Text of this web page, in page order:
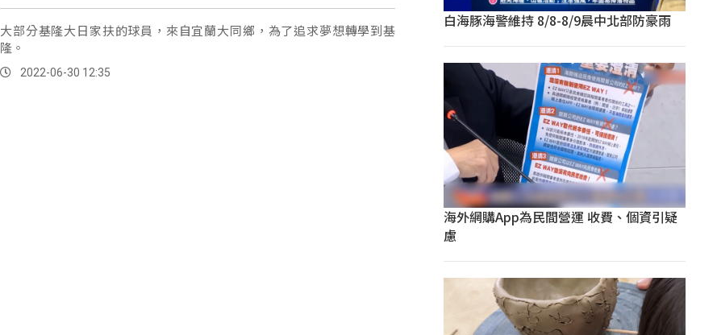
大部分基隆大日家扶的球員，來自宜蘭大同鄉，為了追求夢想轉學到基
隆。
2022-06-30 12:35
白海豚海警維持 8/8-8/9晨中北部防豪雨
海外網購App為民間營運 收費、個資引疑
慮